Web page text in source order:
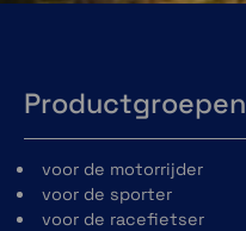
Productgroepen
voor de motorrijder
voor de sporter
voor de racefietser